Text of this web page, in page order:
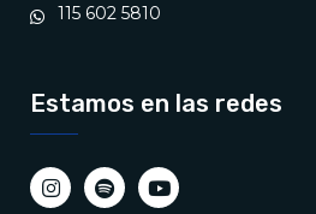
115 602 5810
Estamos en las redes